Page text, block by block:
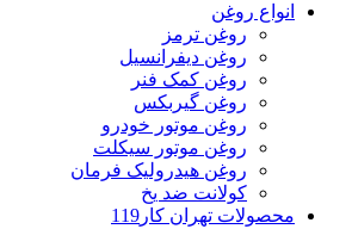
انواع روغن
روغن ترمز
روغن دیفرانسیل
روغن کمک فنر
روغن گیربکس
روغن موتور خودرو
روغن موتور سیکلت
روغن هیدرولیک فرمان
کولانت ضد یخ
محصولات تهران کار119